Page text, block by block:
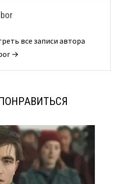
все записи автора
→